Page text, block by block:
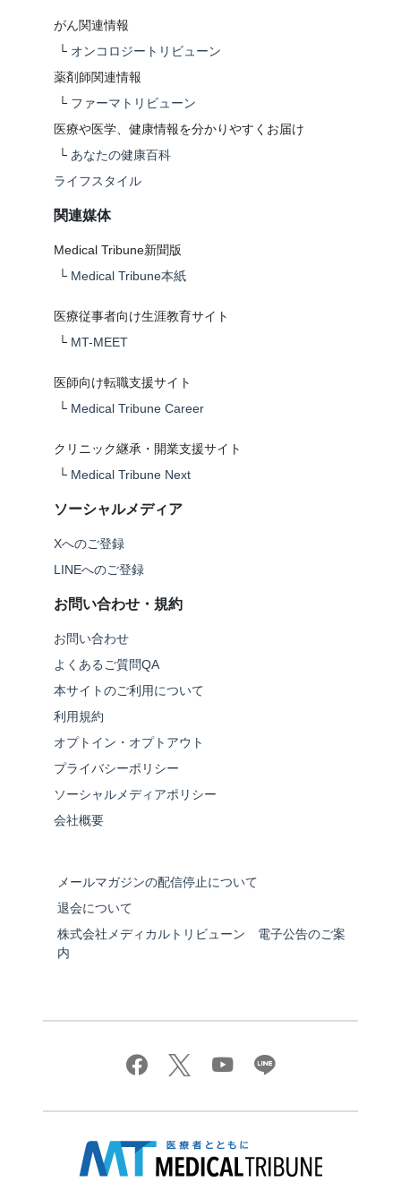
がん関連情報
└ オンコロジートリビューン
薬剤師関連情報
└ ファーマトリビューン
医療や医学、健康情報を分かりやすくお届け
└ あなたの健康百科
ライフスタイル
関連媒体
Medical Tribune新聞版
└ Medical Tribune本紙
医療従事者向け生涯教育サイト
└ MT-MEET
医師向け転職支援サイト
└ Medical Tribune Career
クリニック継承・開業支援サイト
└ Medical Tribune Next
ソーシャルメディア
Xへのご登録
LINEへのご登録
お問い合わせ・規約
お問い合わせ
よくあるご質問QA
本サイトのご利用について
利用規約
オプトイン・オプトアウト
プライバシーポリシー
ソーシャルメディアポリシー
会社概要
メールマガジンの配信停止について
退会について
株式会社メディカルトリビューン 電子公告のご案
内